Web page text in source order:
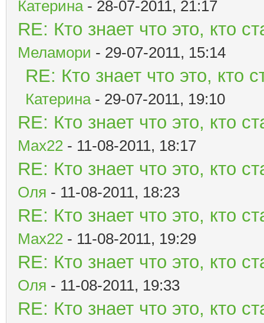
Катерина- 28-07-2011, 21:17
RE: Кто знает что это, кто
Меламори - 29-07-2011, 15:14
RE: Кто знает что это, кто
Катерина- 29-07-2011, 19:10
RE: Кто знает что это, кто
Мах22 - 11-08-2011, 18:17
RE: Кто знает что это, кто
Оля - 11-08-2011, 18:23
RE: Кто знает что это, кто
Мах22 - 11-08-2011, 19:29
RE: Кто знает что это, кто
Оля - 11-08-2011, 19:33
RE: Кто знает что это, кто